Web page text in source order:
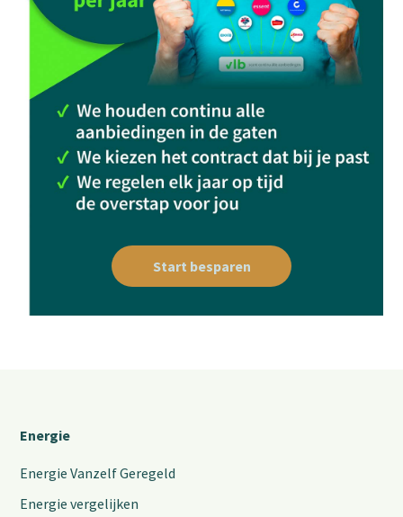
Start besparen
Energie
Energie Vanzelf Geregeld
Energie vergelijken